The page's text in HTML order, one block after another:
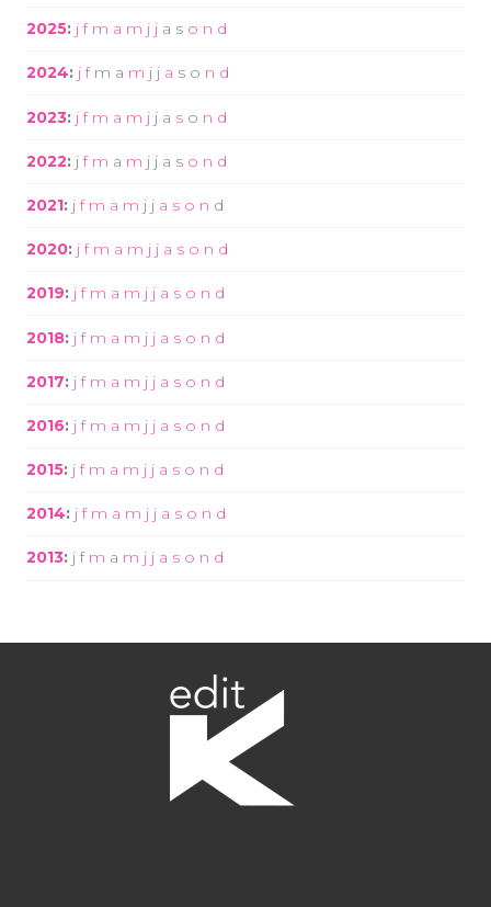
2025: j f m a m j j a s o n d
2024: j f m a m j j a s o n d
2023: j f m a m j j a s o n d
2022: j f m a m j j a s o n d
2021: j f m a m j j a s o n d
2020: j f m a m j j a s o n d
2019: j f m a m j j a s o n d
2018: j f m a m j j a s o n d
2017: j f m a m j j a s o n d
2016: j f m a m j j a s o n d
2015: j f m a m j j a s o n d
2014: j f m a m j j a s o n d
2013: j f m a m j j a s o n d